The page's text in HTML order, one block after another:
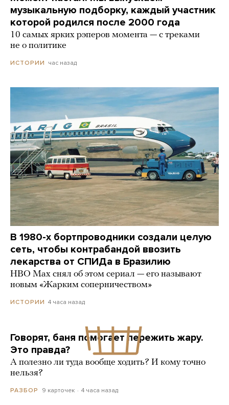
музыкальную подборку, каждый участник
которой родился после 2000 года
10 самых ярких рэперов момента — с треками
не о политике
ИСТОРИИ час назад
В 1980-х бортпроводники создали целую
сеть, чтобы контрабандой ввозить
лекарства от СПИДа в Бразилию
HBO Max снял об этом сериал — его называют
новым «Жарким соперничеством»
ИСТОРИИ 4 часа назад
Говорят, баня помогает пережить жару.
Это правда?
А полезно ли туда вообще ходить? И кому точно
нельзя?
РАЗБОР 9 карточек 4 часа назад